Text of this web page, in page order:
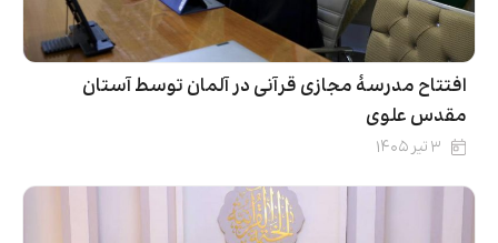
افتتاح مدرسۀ مجازی قرآنی در آلمان توسط آستان
مقدس علوی
۳ تیر ۱۴۰۵